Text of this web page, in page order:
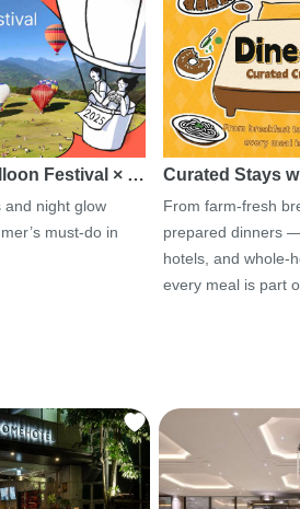
Festival × …
and night glow
must-do in
Curated Stays
From farm-fresh
prepared dinners
hotels, and whole-
every meal is part